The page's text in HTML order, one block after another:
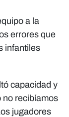
a la
errores que
infantiles
capacidad y
no recibíamos
jugadores